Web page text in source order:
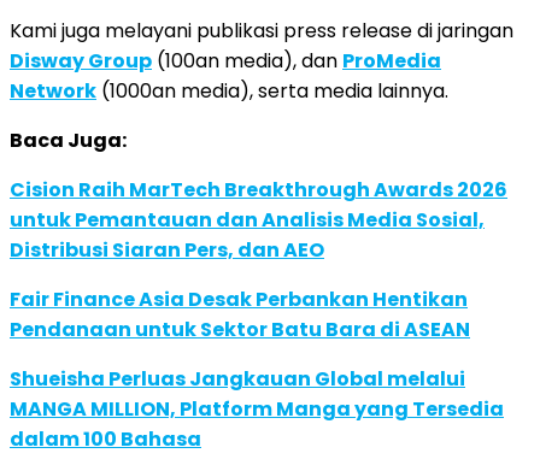
Kami juga melayani publikasi press release di jaringan
Disway Group (100an media), dan ProMedia
Network (1000an media), serta media lainnya.
Baca Juga:
Cision Raih MarTech Breakthrough Awards 2026
untuk Pemantauan dan Analisis Media Sosial,
Distribusi Siaran Pers, dan AEO
Fair Finance Asia Desak Perbankan Hentikan
Pendanaan untuk Sektor Batu Bara di ASEAN
Shueisha Perluas Jangkauan Global melalui
MANGA MILLION, Platform Manga yang Tersedia
dalam 100 Bahasa